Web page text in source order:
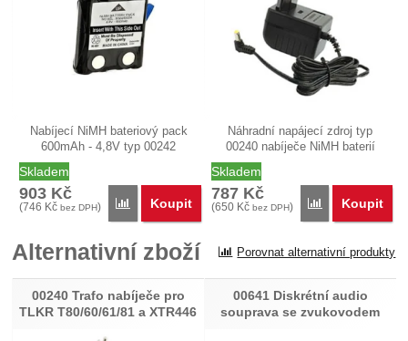
Nabíjecí NiMH bateriový pack
600mAh - 4,8V typ 00242
Skladem
903 Kč
(746 Kč bez DPH) Porovnat
Koupit
Náhradní napájecí zdroj typ
00240 nabíječe NiMH baterií
Skladem
787 Kč
(650 Kč bez DPH) Porovnat
Koupit
Alternativní zboží Porovnat alternativní produkty
00240 Trafo nabíječe pro
TLKR T80/60/61/81 a XTR446
00641 Diskrétní audio
souprava se zvukovodem